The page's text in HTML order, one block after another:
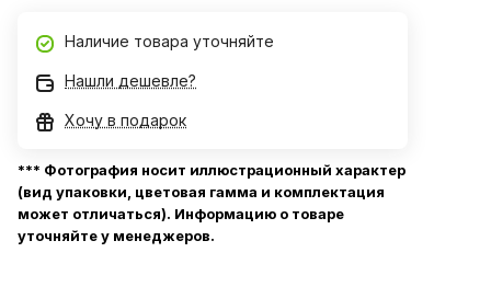
Наличие товара уточняйте
Нашли дешевле?
Хочу в подарок
*** Фотография носит иллюстрационный характер
(вид упаковки, цветовая гамма и комплектация
может отличаться). Информацию о товаре
уточняйте у менеджеров.